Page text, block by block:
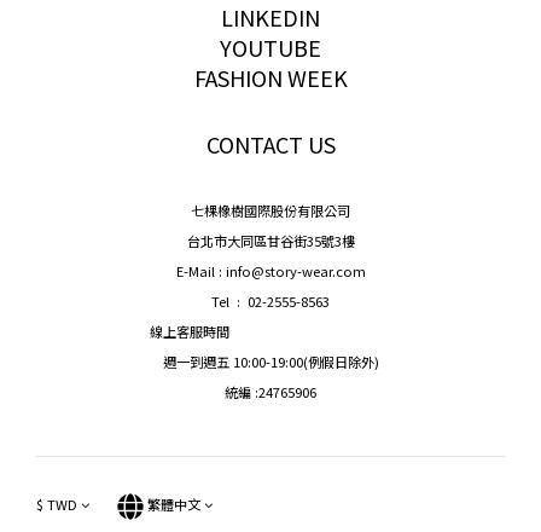
LINKEDIN
YOUTUBE
FASHION WEEK
CONTACT US
七棵橡樹國際股份有限公司
台北市大同區甘谷街35號3樓
E-Mail : info@story-wear.com
Tel : 02-2555-8563
線上客服時間
週一到週五 10:00-19:00(例假日除外)
統編 :24765906
$ TWD 繁體中文